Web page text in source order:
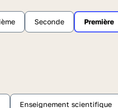
Seconde Première
Enseignement scientifique